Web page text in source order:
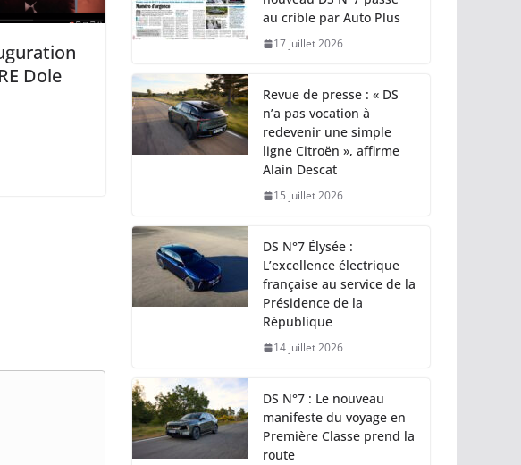
Dole
au crible par Auto Plus
17 juillet 2026
Revue de presse : « DS
n’a pas vocation à
redevenir une simple
ligne Citroën », affirme
Alain Descat
15 juillet 2026
DS N°7 Élysée :
L’excellence électrique
française au service de la
Présidence de la
République
14 juillet 2026
DS N°7 : Le nouveau
manifeste du voyage en
Première Classe prend la
route